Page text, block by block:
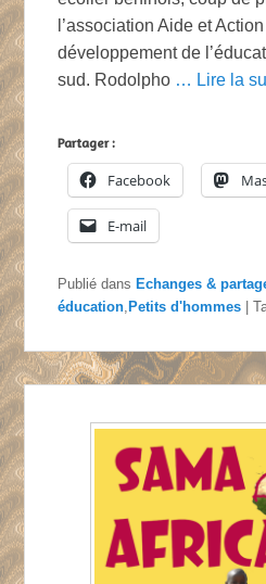
l’association Aide et
développement de
sud. Rodolpho … Lire la
Partager :
Facebook
E-mail
Publié dans Echanges &
éducation ,Petits d'hommes |